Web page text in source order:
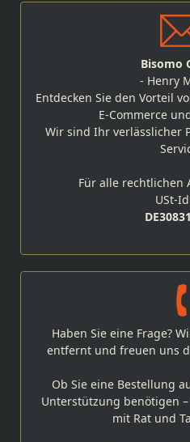
Bisomo
- Henry
Entdecken Sie den Vorteil
E-Commerce
Wir sind Ihr verlässlicher
Für alle rechtlichen
USt-
Haben Sie eine Frage?
entfernt und freuen uns
Ob Sie eine Bestellung
Unterstützung benötigen
mit Rat und